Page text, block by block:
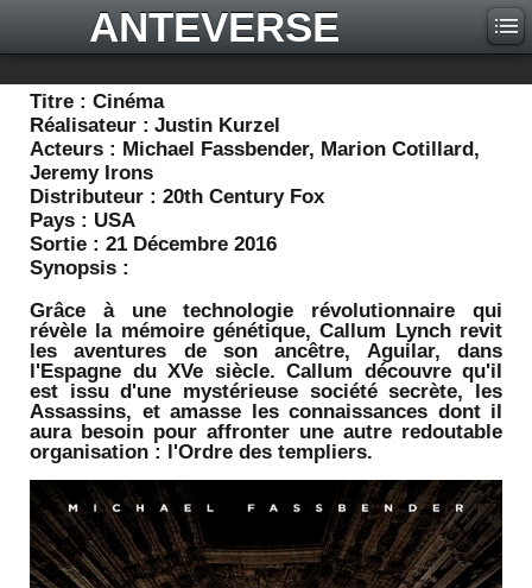
ANTEVERSE
Titre : Cinéma
Réalisateur : Justin Kurzel
Acteurs : Michael Fassbender, Marion Cotillard,
Jeremy Irons
Distributeur : 20th Century Fox
Pays : USA
Sortie : 21 Décembre 2016
Synopsis :
Grâce à une technologie révolutionnaire qui
révèle la mémoire génétique, Callum Lynch revit
les aventures de son ancêtre, Aguilar, dans
l'Espagne du XVe siècle. Callum découvre qu'il
est issu d'une mystérieuse société secrète, les
Assassins, et amasse les connaissances dont il
aura besoin pour affronter une autre redoutable
organisation : l'Ordre des templiers.